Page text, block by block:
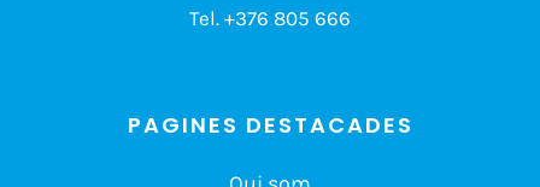
Tel. +376 805 666
PAGINES DESTACADES